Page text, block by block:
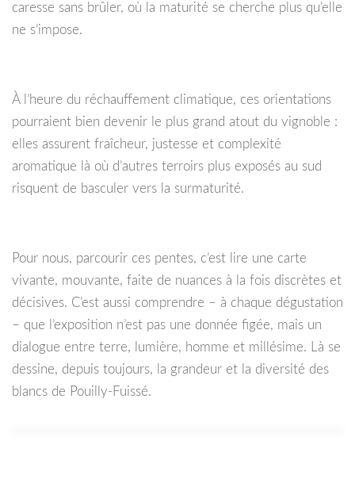
caresse sans brûler, où la maturité se cherche plus qu’elle
ne s’impose.
À l’heure du réchauffement climatique, ces orientations
pourraient bien devenir le plus grand atout du vignoble :
elles assurent fraîcheur, justesse et complexité
aromatique là où d’autres terroirs plus exposés au sud
risquent de basculer vers la surmaturité.
Pour nous, parcourir ces pentes, c’est lire une carte
vivante, mouvante, faite de nuances à la fois discrètes et
décisives. C’est aussi comprendre – à chaque dégustation
– que l’exposition n’est pas une donnée figée, mais un
dialogue entre terre, lumière, homme et millésime. Là se
dessine, depuis toujours, la grandeur et la diversité des
blancs de Pouilly-Fuissé.